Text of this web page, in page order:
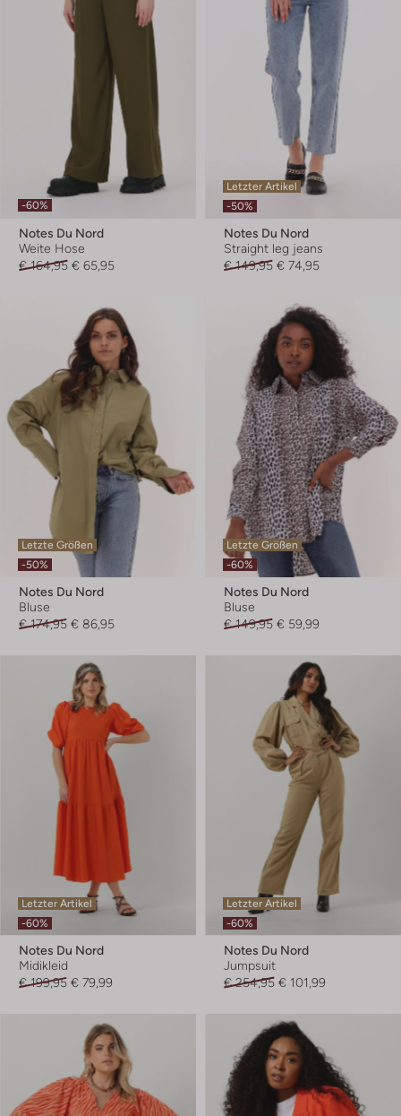
-60%
Notes Du Nord
Weite Hose
€ 164,95 € 65,95
Letzter Artikel
-50%
Notes Du Nord
Straight leg jeans
€ 149,95 € 74,95
Letzte Größen
-50%
Notes Du Nord
Bluse
€ 174,95 € 86,95
Letzte Größen
-60%
Notes Du Nord
Bluse
€ 149,95 € 59,99
Letzter Artikel
-60%
Notes Du Nord
Midikleid
€ 199,95 € 79,99
Letzter Artikel
-60%
Notes Du Nord
Jumpsuit
€ 254,95 € 101,99